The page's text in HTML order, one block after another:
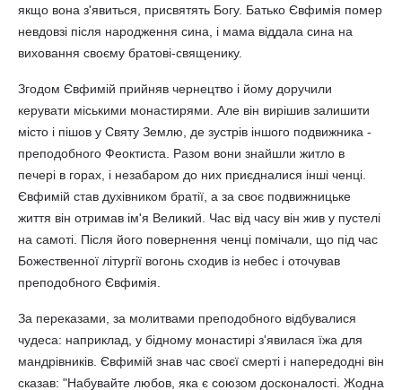
якщо вона з'явиться, присвятять Богу. Батько Євфимія помер
невдовзі після народження сина, і мама віддала сина на
виховання своєму братові-священику.
Згодом Євфимій прийняв чернецтво і йому доручили
керувати міськими монастирями. Але він вирішив залишити
місто і пішов у Святу Землю, де зустрів іншого подвижника -
преподобного Феоктиста. Разом вони знайшли житло в
печері в горах, і незабаром до них приєдналися інші ченці.
Євфимій став духівником братії, а за своє подвижницьке
життя він отримав ім'я Великий. Час від часу він жив у пустелі
на самоті. Після його повернення ченці помічали, що під час
Божественної літургії вогонь сходив із небес і оточував
преподобного Євфимія.
За переказами, за молитвами преподобного відбувалися
чудеса: наприклад, у бідному монастирі з'явилася їжа для
мандрівників. Євфимій знав час своєї смерті і напередодні він
сказав: "Набувайте любов, яка є союзом досконалості. Жодна